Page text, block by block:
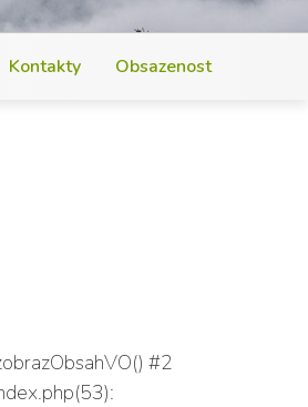
Kontakty Obsazenost
#2